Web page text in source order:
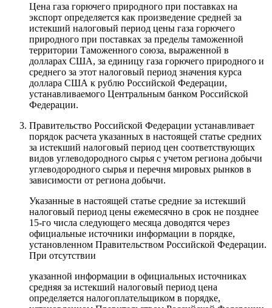
Цена газа горючего природного при поставках на
экспорт определяется как произведение средней за
истекший налоговый период цены газа горючего
природного при поставках за пределы таможенной
территории Таможенного союза, выраженной в
долларах США, за единицу газа горючего природного и
среднего за этот налоговый период значения курса
доллара США к рублю Российской Федерации,
устанавливаемого Центральным банком Российской
Федерации.
Правительство Российской Федерации устанавливает
порядок расчета указанных в настоящей статье средних
за истекший налоговый период цен соответствующих
видов углеводородного сырья с учетом региона добычи
углеводородного сырья и перечня мировых рынков в
зависимости от региона добычи.
Указанные в настоящей статье средние за истекший
налоговый период цены ежемесячно в срок не позднее
15-го числа следующего месяца доводятся через
официальные источники информации в порядке,
установленном Правительством Российской Федерации.
При отсутствии
указанной информации в официальных источниках
средняя за истекший налоговый период цена
определяется налогоплательщиком в порядке,